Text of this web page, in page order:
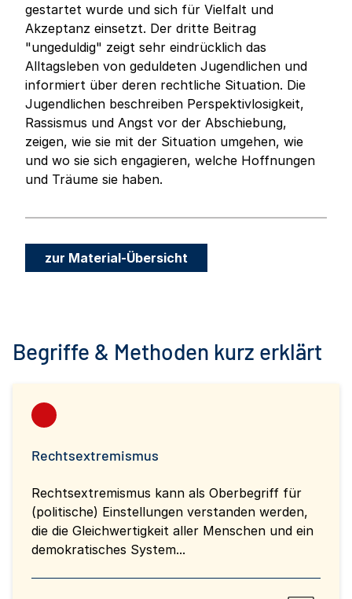
gestartet wurde und sich für Vielfalt und
Akzeptanz einsetzt. Der dritte Beitrag
"ungeduldig" zeigt sehr eindrücklich das
Alltagsleben von geduldeten Jugendlichen und
informiert über deren rechtliche Situation. Die
Jugendlichen beschreiben Perspektivlosigkeit,
Rassismus und Angst vor der Abschiebung,
zeigen, wie sie mit der Situation umgehen, wie
und wo sie sich engagieren, welche Hoffnungen
und Träume sie haben.
zur Material-Übersicht
Begriffe & Methoden kurz erklärt
Rechtsextremismus
Rechtsextremismus kann als Oberbegriff für
(politische) Einstellungen verstanden werden,
die die Gleichwertigkeit aller Menschen und ein
demokratisches System...